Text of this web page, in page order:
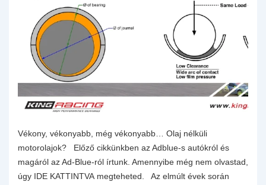
Vékony, vékonyabb, még vékonyabb… Olaj nélküli
motorolajok? Előző cikkünkben az Adblue-s autókról és
magáról az Ad-Blue-ról írtunk. Amennyibe még nem olvastad,
úgy IDE KATTINTVA megteheted. Az elmúlt évek során